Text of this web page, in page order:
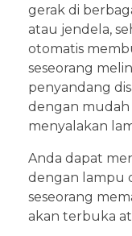
gerak di
atau jendela,
otomatis
seseorang
penyandang
dengan
menyalakan
Anda dapat
dengan lampu
seseorang
akan terbuka